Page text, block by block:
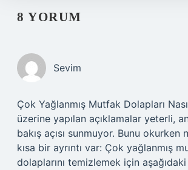
8 YORUM
Sevim
Çok Yağlanmış Mutfak Dolapları
üzerine yapılan açıklamalar yeterli,
bakış açısı sunmuyor. Bunu okurken
kısa bir ayrıntı var: Çok yağlanmış
dolaplarını temizlemek için